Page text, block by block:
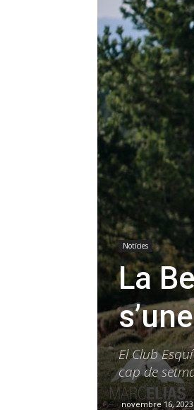
Notícies
La
El Club
cap de
novembre 16, 2023